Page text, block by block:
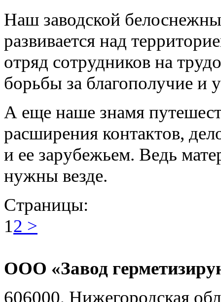
Наш заводской
развивается над
отряд сотрудников на
борьбы за благополучие и
А еще наше знамя
расширения контактов,
и ее зарубежьем. Ведь
нужны везде.
Страницы:
12 >
ООО «Завод
606000, Нижегородская